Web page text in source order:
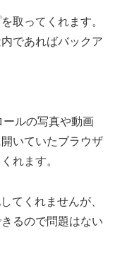
取ってくれます。
であればバックア
ルの写真や動画
いていたブラウザ
れます。
てくれませんが、
るので問題はない